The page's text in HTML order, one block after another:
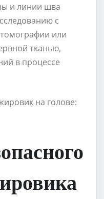
и линии шва
с
или
тканью,
в процессе